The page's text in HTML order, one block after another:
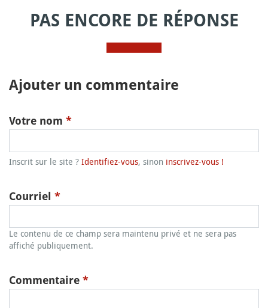
PAS ENCORE DE RÉPONSE
Ajouter un commentaire
Votre nom *
Inscrit sur le site ? Identifiez-vous, sinon inscrivez-vous !
Courriel *
Le contenu de ce champ sera maintenu privé et ne sera pas
affiché publiquement.
Commentaire *